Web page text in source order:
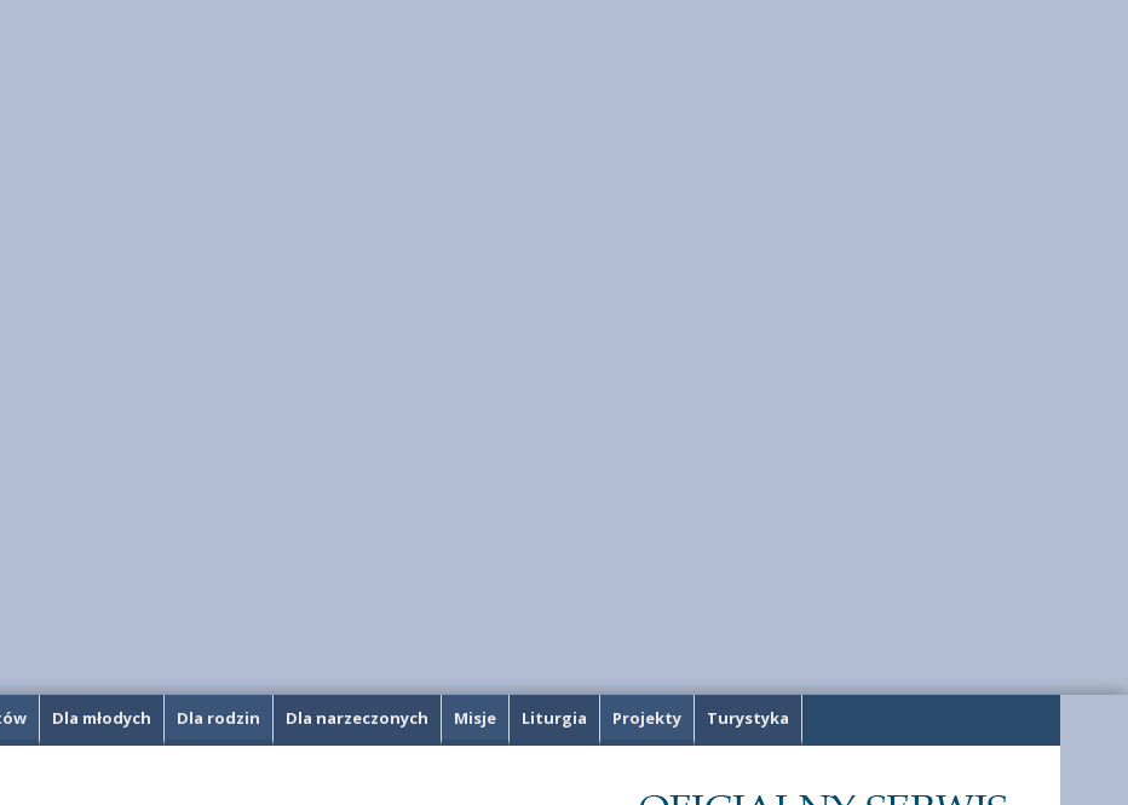
Dla młodych Dla rodzin Dla narzeczonych Misje Liturgia Projekty Turystyka